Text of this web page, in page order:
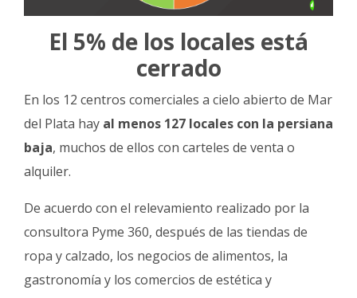
El 5% de los locales está
cerrado
En los 12 centros comerciales a cielo abierto de Mar
del Plata hay al menos 127 locales con la persiana
baja, muchos de ellos con carteles de venta o
alquiler.
De acuerdo con el relevamiento realizado por la
consultora Pyme 360, después de las tiendas de
ropa y calzado, los negocios de alimentos, la
gastronomía y los comercios de estética y